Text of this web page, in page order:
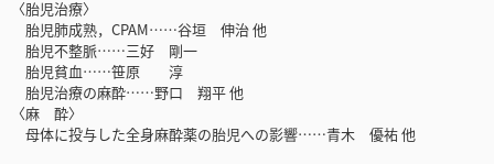
〈胎児治療〉
胎児肺成熟，CPAM……谷垣 伸治 他
胎児不整脈……三好 剛一
胎児貧血……笹原 淳
胎児治療の麻酔……野口 翔平 他
〈麻 酔〉
母体に投与した全身麻酔薬の胎児への影響……青木 優祐 他